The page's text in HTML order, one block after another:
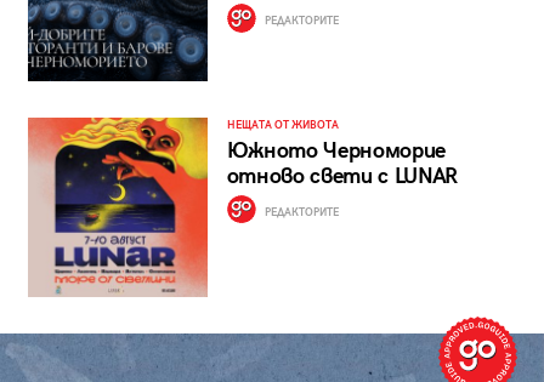
РЕДАКТОРИТЕ
НЕЩАТА ОТ ЖИВОТА
Южното Черноморие
отново свети с LUNAR
РЕДАКТОРИТЕ